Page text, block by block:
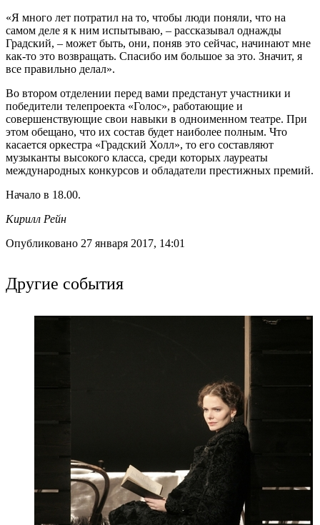
«Я много лет потратил на то, чтобы люди поняли, что на
самом деле я к ним испытываю, – рассказывал однажды
Градский, – может быть, они, поняв это сейчас, начинают мне
как-то это возвращать. Спасибо им большое за это. Значит, я
все правильно делал».
Во втором отделении перед вами предстанут участники и
победители телепроекта «Голос», работающие и
совершенствующие свои навыки в одноименном театре. При
этом обещано, что их состав будет наиболее полным. Что
касается оркестра «Градский Холл», то его составляют
музыканты высокого класса, среди которых лауреаты
международных конкурсов и обладатели престижных премий.
Начало в 18.00.
Кирилл Рейн
Опубликовано 27 января 2017, 14:01
Другие события